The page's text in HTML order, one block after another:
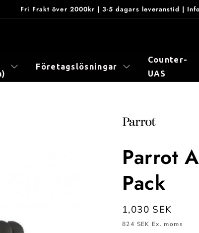
Fri Frakt över 2000kr | 3-5 dagars leveranstid |
Företagslösningar
Counter-
UAS
Parrot
Pack
Ordinarie
pris
1,030 SEK
824 SEK Ex. moms